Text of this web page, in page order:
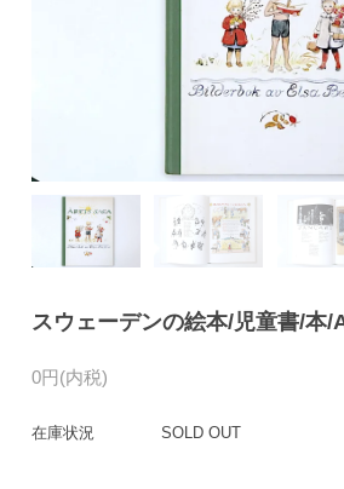
スウェーデンの絵本/児童書/本/
0円(内税)
在庫状況 SOLD OUT